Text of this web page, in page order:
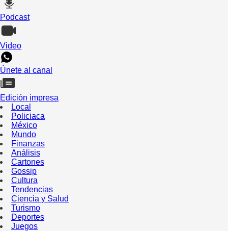
Podcast
Video
Únete al canal
Edición impresa
Local
Policiaca
México
Mundo
Finanzas
Análisis
Cartones
Gossip
Cultura
Tendencias
Ciencia y Salud
Turismo
Deportes
Juegos